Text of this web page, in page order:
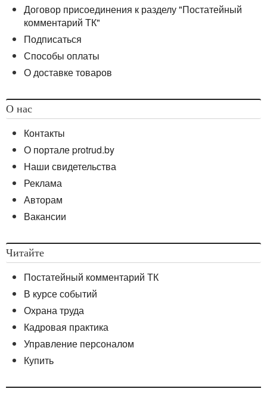
Договор присоединения к разделу "Постатейный
комментарий ТК"
Подписаться
Способы оплаты
О доставке товаров
О нас
Контакты
О портале protrud.by
Наши свидетельства
Реклама
Авторам
Вакансии
Читайте
Постатейный комментарий ТК
В курсе событий
Охрана труда
Кадровая практика
Управление персоналом
Купить